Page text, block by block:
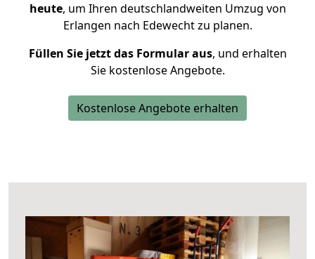
heute, um Ihren deutschlandweiten Umzug von
Erlangen nach Edewecht zu planen.
Füllen Sie jetzt das Formular aus, und erhalten
Sie kostenlose Angebote.
Kostenlose Angebote erhalten